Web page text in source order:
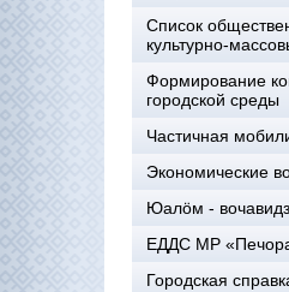
Список
культурно-
Формирование
городской среды
Частичная
Экономические
Юалӧм -
ЕДДС МР
Городская